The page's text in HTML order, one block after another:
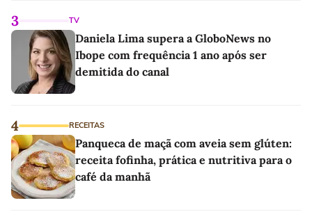
3 TV
Daniela Lima supera a GloboNews no
Ibope com frequência 1 ano após ser
demitida do canal
4 RECEITAS
Panqueca de maçã com aveia sem glúten:
receita fofinha, prática e nutritiva para o
café da manhã